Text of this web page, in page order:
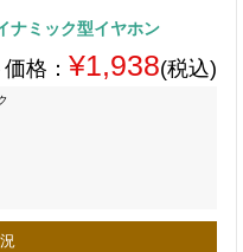
ナミック型イヤホン
格： ¥1,938(税込)